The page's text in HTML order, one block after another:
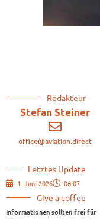
Redakteur
Stefan Steiner
office@aviation.direct
Letztes Update
1. Juni 2026 06:07
Give a coffee
Informationen sollten frei für